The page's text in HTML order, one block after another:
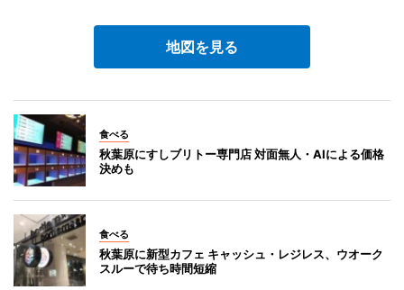
地図を見る
食べる
秋葉原にすしブリトー専門店 対面無人・AIによる価格
決めも
食べる
秋葉原に新型カフェ キャッシュ・レジレス、ウオーク
スルーで待ち時間短縮